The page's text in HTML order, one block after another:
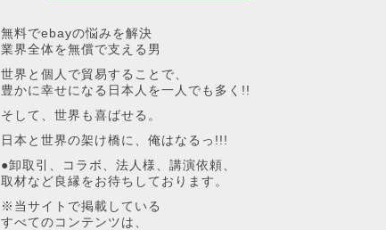
無料でebayの悩みを解決
業界全体を無償で支える男
世界と個人で貿易することで、
豊かに幸せになる日本人を一人でも多く!!
そして、世界も喜ばせる。
日本と世界の架け橋に、俺はなるっ!!!
●卸取引、コラボ、法人様、講演依頼、
取材など良縁をお待ちしております。
※当サイトで掲載している
すべてのコンテンツは、